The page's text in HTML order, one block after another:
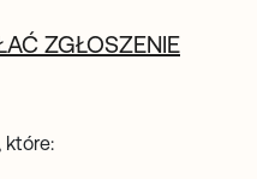
ZGŁOSZENIE
które: